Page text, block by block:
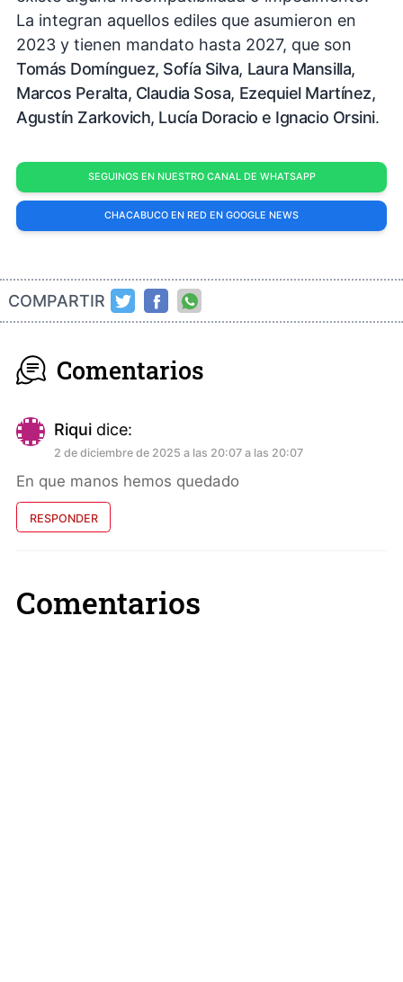
La integran aquellos ediles que asumieron en
2023 y tienen mandato hasta 2027, que son
Tomás Domínguez, Sofía Silva, Laura Mansilla,
Marcos Peralta, Claudia Sosa, Ezequiel Martínez,
Agustín Zarkovich, Lucía Doracio e Ignacio Orsini.
SEGUINOS EN NUESTRO CANAL DE WHATSAPP
CHACABUCO EN RED EN GOOGLE NEWS
COMPARTIR
Comentarios
Riqui dice:
2 de diciembre de 2025 a las 20:07 a las 20:07
En que manos hemos quedado
RESPONDER
Comentarios